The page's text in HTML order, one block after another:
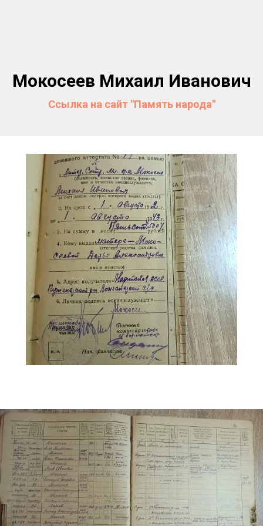
Мокосеев Михаил Иванович
Ссылка на сайт "Память народа"